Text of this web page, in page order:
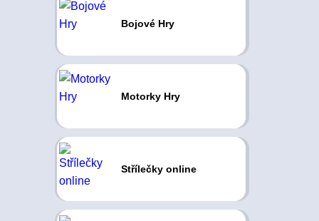
Bojové Hry
Motorky Hry
Střílečky online